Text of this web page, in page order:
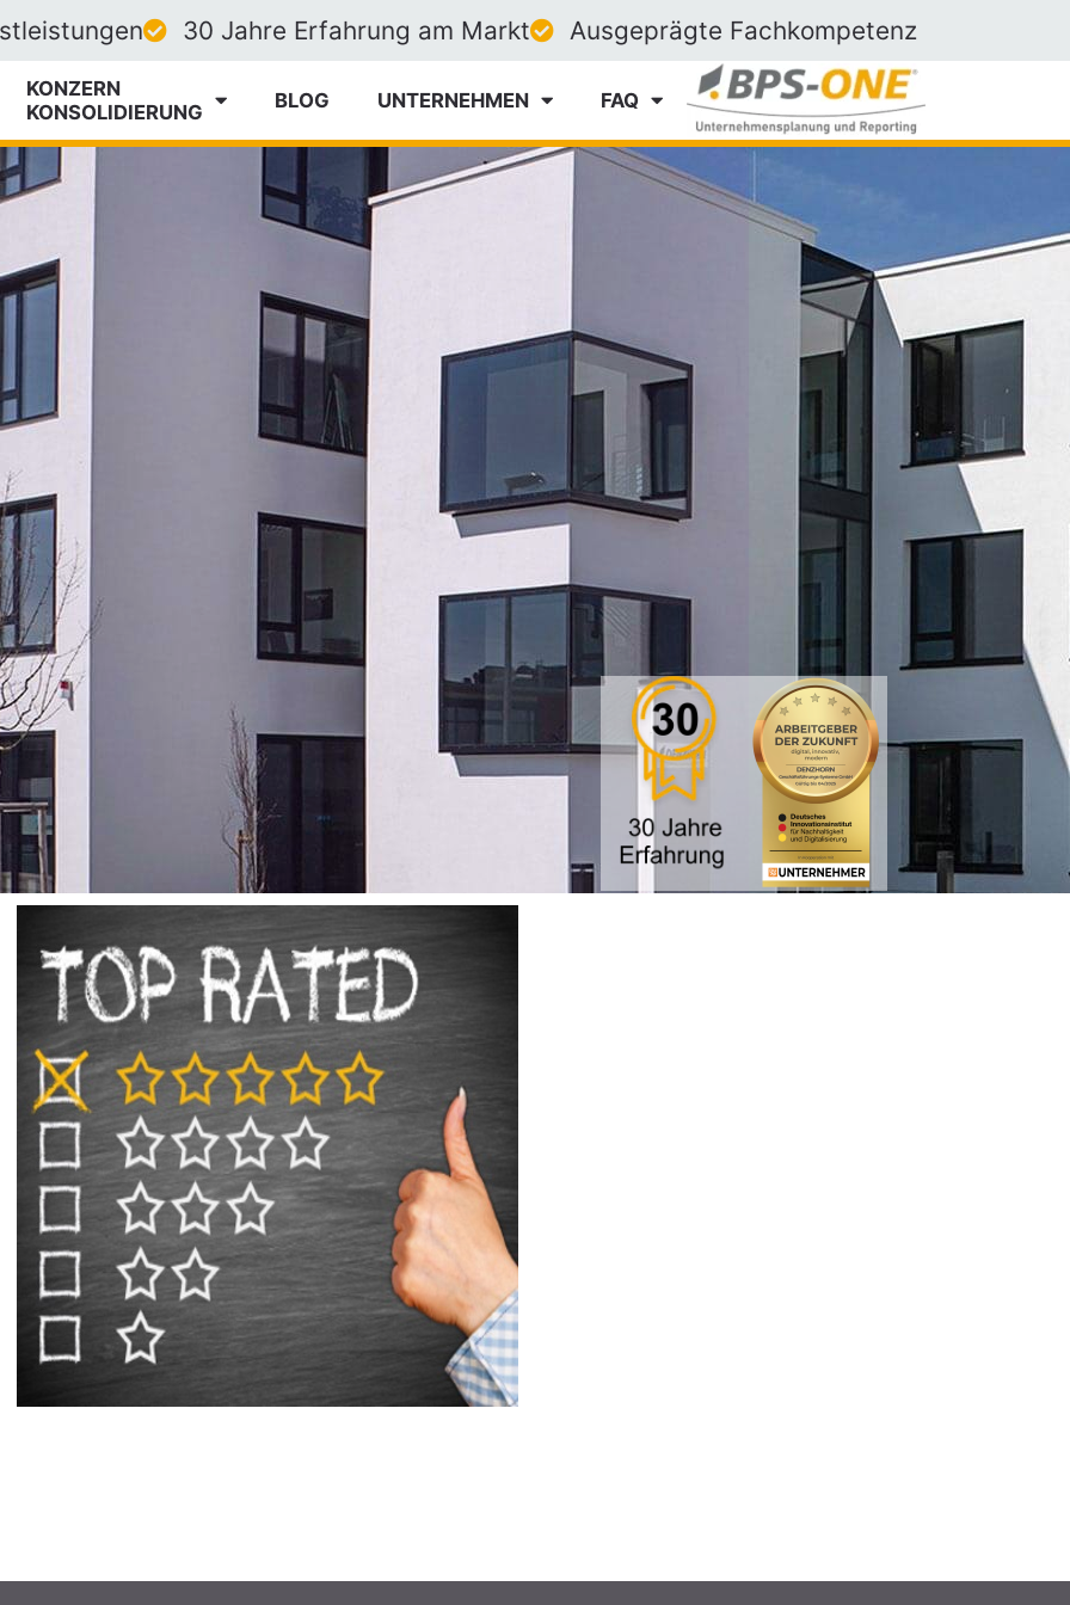
30 Jahre Erfahrung am Markt Ausgeprägte Fachkompetenz
KONZERN
­KONSOLIDIERUNG
BLOG UNTERNEHMEN FAQ
GmbH
Experten
anfragen